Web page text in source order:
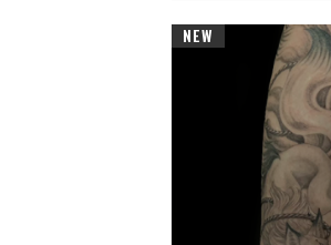
NEW